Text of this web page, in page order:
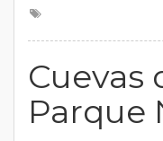
Cuevas
Parque